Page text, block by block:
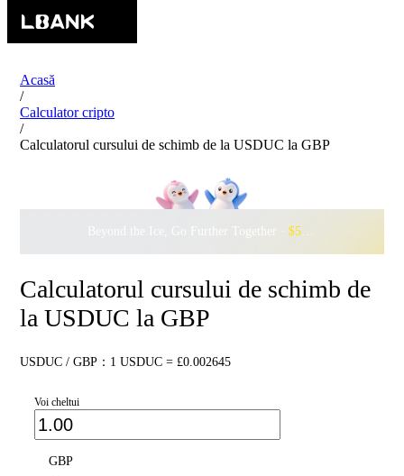
Acasă
/
Calculator cripto
/
Calculatorul cursului de schimb de la USDUC la GBP
Beyond the Ice, Go Further Together · $500,000
Calculatorul cursului de schimb de
la USDUC la GBP
USDUC / GBP：1 USDUC = £0.002645
Voi cheltui
GBP